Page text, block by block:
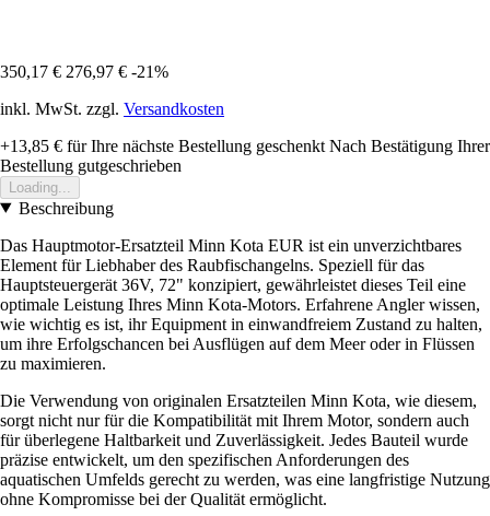
350,17 € 276,97 € -21%
inkl. MwSt. zzgl. Versandkosten
+13,85 € für Ihre nächste Bestellung geschenkt Nach Bestätigung Ihrer
Bestellung gutgeschrieben
Loading...
Beschreibung
Das Hauptmotor-Ersatzteil Minn Kota EUR ist ein unverzichtbares
Element für Liebhaber des Raubfischangelns. Speziell für das
Hauptsteuergerät 36V, 72" konzipiert, gewährleistet dieses Teil eine
optimale Leistung Ihres Minn Kota-Motors. Erfahrene Angler wissen,
wie wichtig es ist, ihr Equipment in einwandfreiem Zustand zu halten,
um ihre Erfolgschancen bei Ausflügen auf dem Meer oder in Flüssen
zu maximieren.
Die Verwendung von originalen Ersatzteilen Minn Kota, wie diesem,
sorgt nicht nur für die Kompatibilität mit Ihrem Motor, sondern auch
für überlegene Haltbarkeit und Zuverlässigkeit. Jedes Bauteil wurde
präzise entwickelt, um den spezifischen Anforderungen des
aquatischen Umfelds gerecht zu werden, was eine langfristige Nutzung
ohne Kompromisse bei der Qualität ermöglicht.